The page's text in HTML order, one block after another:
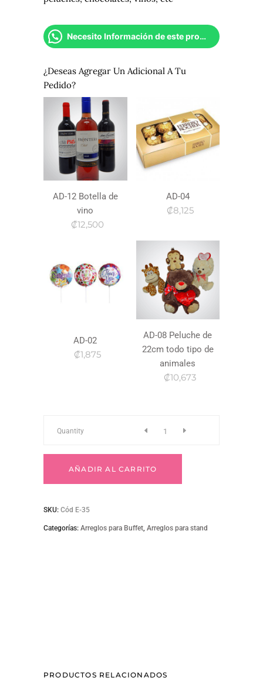
Necesito Información de este producto
¿Deseas Agregar Un Adicional A Tu
Pedido?
AD-12 Botella de
vino
₡12,500
AD-04
₡8,125
AD-02
₡1,875
AD-08 Peluche de
22cm todo tipo de
animales
₡10,673
E-
Quantity
AÑADIR AL CARRITO
SKU: Cód E-35
Categorías: Arreglos para Buffet, Arreglos para stand
PRODUCTOS RELACIONADOS